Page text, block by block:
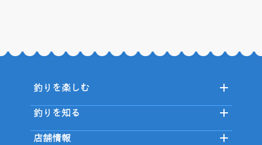
釣りを楽しむ
釣りを知る
店舗情報